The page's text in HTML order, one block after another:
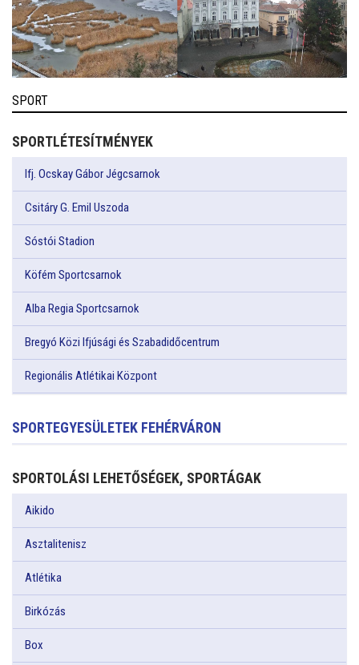
SPORT
SPORTLÉTESÍTMÉNYEK
Ifj. Ocskay Gábor Jégcsarnok
Csitáry G. Emil Uszoda
Sóstói Stadion
Köfém Sportcsarnok
Alba Regia Sportcsarnok
Bregyó Közi Ifjúsági és Szabadidőcentrum
Regionális Atlétikai Központ
SPORTEGYESÜLETEK FEHÉRVÁRON
SPORTOLÁSI LEHETŐSÉGEK, SPORTÁGAK
Aikido
Asztalitenisz
Atlétika
Birkózás
Box